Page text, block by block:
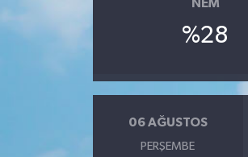
NEM
%28
06 AĞUSTOS
PERŞEMBE